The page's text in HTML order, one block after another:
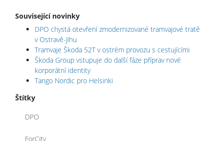
Související novinky
DPO chystá otevření zmodernizované tramvajové tratě
v Ostravě-Jihu
Tramvaje Škoda 52T v ostrém provozu s cestujícími
Škoda Group vstupuje do další fáze příprav nové
korporátní identity
Tango Nordic pro Helsinki
Štítky
DPO
ForCity